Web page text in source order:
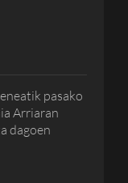
pasako
Arriaran
dagoen